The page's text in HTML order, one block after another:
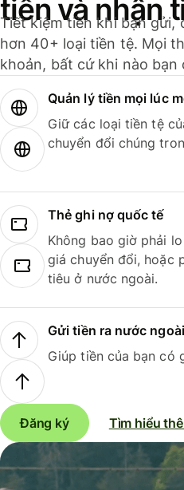
tiền và nhận
Tiết kiệm tiền khi bạn gửi,
hơn 40+ loại tiền tệ. Mọi
khoản, bất cứ khi nào bạn
Quản lý tiền mọi lúc
Giữ các loại tiền tệ
chuyển đổi chúng
Thẻ ghi nợ quốc tế
Không bao giờ phải
giá chuyển đổi, hoặc
tiêu ở nước ngoài.
Gửi tiền ra nước
Giúp tiền của bạn có
Đăng ký Tìm hiểu